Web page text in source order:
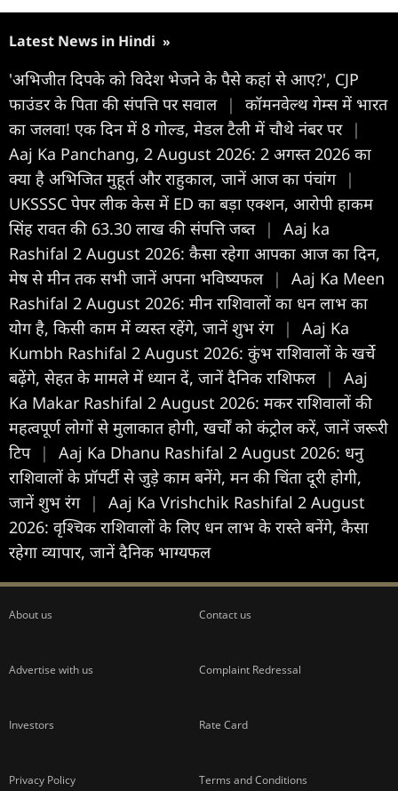
Latest News in Hindi »
'अभिजीत दिपके को विदेश भेजने के पैसे कहां से आए?', CJP
फाउंडर के पिता की संपत्ति पर सवाल |
कॉमनवेल्थ गेम्स में भारत
का जलवा! एक दिन में 8 गोल्ड, मेडल टैली में चौथे नंबर पर |
Aaj Ka Panchang, 2 August 2026: 2 अगस्त 2026 का
क्या है अभिजित मुहूर्त और राहुकाल, जानें आज का पंचांग |
UKSSSC पेपर लीक केस में ED का बड़ा एक्शन, आरोपी हाकम
सिंह रावत की 63.30 लाख की संपत्ति जब्त |
Aaj ka
Rashifal 2 August 2026: कैसा रहेगा आपका आज का द‍िन,
मेष से मीन तक सभी जानें अपना भविष्यफल |
Aaj Ka Meen
Rashifal 2 August 2026: मीन राशिवालों का धन लाभ का
योग है, किसी काम में व्यस्त रहेंगे, जानें शुभ रंग |
Aaj Ka
Kumbh Rashifal 2 August 2026: कुंभ राशिवालों के खर्चे
बढ़ेंगे, सेहत के मामले में ध्यान दें, जानें दैनिक राशिफल |
Aaj
Ka Makar Rashifal 2 August 2026: मकर राशिवालों की
महत्वपूर्ण लोगों से मुलाकात होगी, खर्चों को कंट्रोल करें, जानें जरूरी
टिप |
Aaj Ka Dhanu Rashifal 2 August 2026: धनु
राशिवालों के प्रॉपर्टी से जुड़े काम बनेंगे, मन की चिंता दूरी होगी,
जानें शुभ रंग |
Aaj Ka Vrishchik Rashifal 2 August
2026: वृश्चिक राशिवालों के लिए धन लाभ के रास्ते बनेंगे, कैसा
रहेगा व्यापार, जानें दैनिक भाग्यफल
About us Contact us
Advertise with us Complaint Redressal
Investors Rate Card
Privacy Policy Terms and Conditions